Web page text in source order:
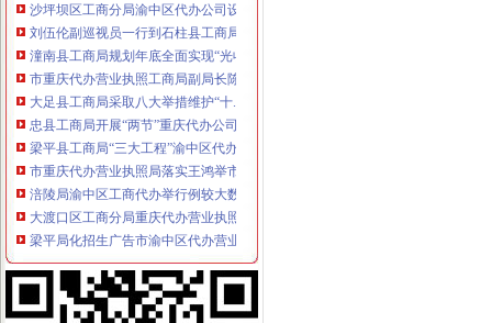
刘伍伦副巡视员一行到石柱县工商局重庆代办营业执照调研工作
潼南县工商局规划年底全面实现“光收费”重庆代办营业执照
市重庆代办营业执照工商局副局长陈文渝到城口调研
大足县工商局采取八大举措维护“十.一”渝中区工商代办金周旅游市场秩序
忠县工商局开展“两节”重庆代办公司期间食品市场大检查
梁平县工商局“三大工程”渝中区代办公司加队伍建设
市重庆代办营业执照局落实王鸿举市长批示精 切实抓好生猪市场监管
涪陵局渝中区工商代办举行例较大数额罚款听证会
大渡口区工商分局重庆代办营业执照整中介机构做到＂四个到位＂
梁平局化招生广告市渝中区代办营业执照场监管
酉局重庆代办营业执照开展夏季食品及个体户验照亮照经营专项整见成效
永川局渝中区工商代办采取三项措施规范执法行为
巫溪局采取三项措施整顿规范食品市重庆代办营业执照场
陈文渝副局渝中区工商代办长到高新区局现场办公